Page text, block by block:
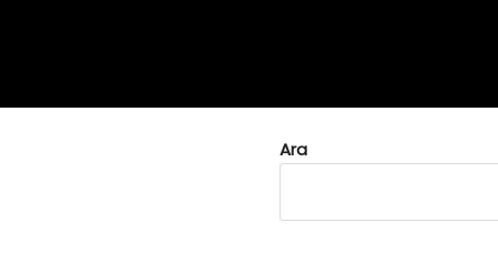
Ara